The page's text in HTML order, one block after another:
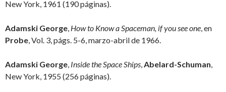
New York, 1961 (190 páginas).
Adamski George, How to Know a Spaceman, if you see one, en
Probe, Vol. 3, págs. 5-6, marzo-abril de 1966.
Adamski George, Inside the Space Ships,Abelard-Schuman,
New York, 1955 (256 páginas).